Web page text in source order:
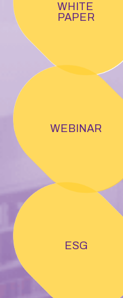
WHITE
PAPER
WEBINAR
ESG